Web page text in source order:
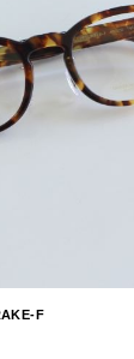
F